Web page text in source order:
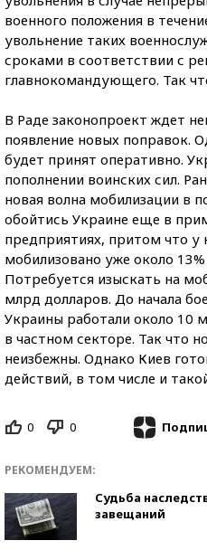
военного положения в
увольнение таких
сроками в соответствии с
главнокомандующего. Так
В Раде законопроект ждет
появление новых поправок.
будет принят оперативно.
пополнении воинских сил.
новая волна мобилизации в
обойтись Украине еще в
предприятиях, притом что у
мобилизовано уже около 13%
Потребуется изыскать на
млрд долларов. До начала
Украины работали около 10
в частном секторе. Так что
неизбежны. Однако Киев
действий, в том числе и
0 0
РЕКОМЕНДУЕМ:
Судьба
завещаний